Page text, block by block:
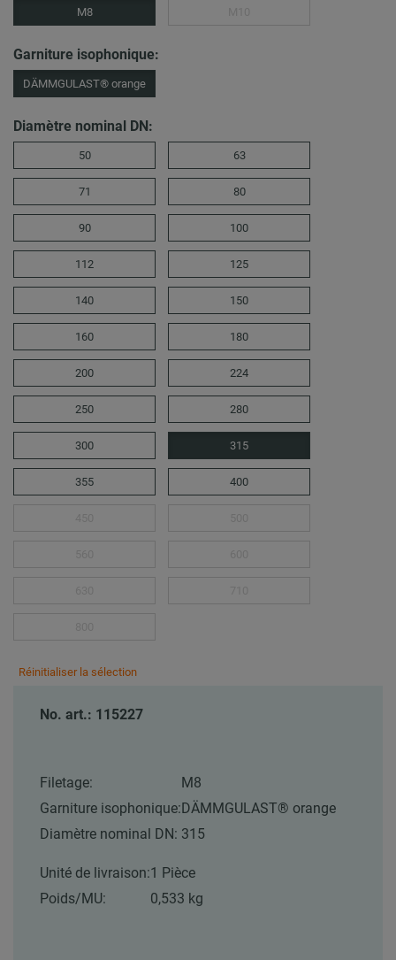
M8
Garniture isophonique:
DÄMMGULAST® orange
Diamètre nominal DN:
50 63
71 80
90 100
112 125
140 150
160 180
200 224
250 280
300 315
355 400
Réinitialiser la sélection
No. art.: 115227
Filetage:
M8
Garniture isophonique: DÄMMGULAST® orange
Diamètre nominal DN: 315
Unité de livraison:1 Pièce
Poids/MU:
0,533 kg